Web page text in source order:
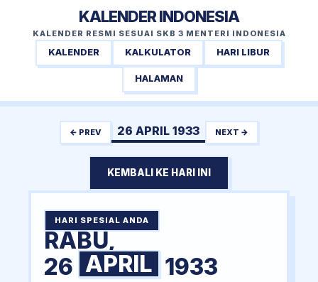
KALENDER INDONESIA
KALENDER RESMI SESUAI SKB 3 MENTERI INDONESIA
KALENDER KALKULATOR HARI LIBUR
HALAMAN
← PREV 26 APRIL 1933 NEXT →
KEMBALI KE HARI INI
HARI SPESIAL ANDA
RABU,
26 APRIL 1933